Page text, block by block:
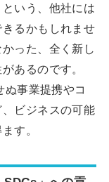
いう、他社には
るかもしれませ
った、全く新し
あるのです。
事業提携やコ
ビジネスの可能
す。